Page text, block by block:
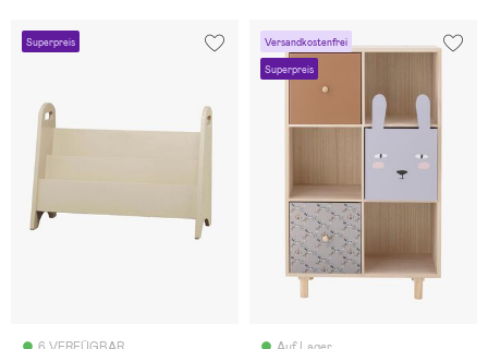
Superpreis Versandkostenfrei
Superpreis